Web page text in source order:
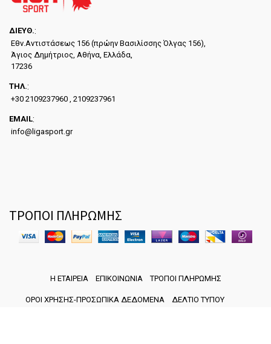
ΔΙΕYΘ.:
Εθν.Αντιστάσεως 156 (πρώην Βασιλίσσης Όλγας 156),
Άγιος Δημήτριος, Αθήνα, Ελλάδα,
17236
ΤΗΛ.:
+30 2109237960 , 2109237961
EMAIL:
info@ligasport.gr
ΤΡΟΠΟΙ ΠΛΗΡΩΜΗΣ
Η ΕΤΑΙΡΕΙΑ ΕΠΙΚΟΙΝΩΝΙΑ ΤΡΟΠΟΙ ΠΛΗΡΩΜΗΣ
ΟΡΟΙ ΧΡΗΣΗΣ-ΠΡΟΣΩΠΙΚΑ ΔΕΔΟΜΕΝΑ ΔΕΛΤΙΟ ΤΥΠΟΥ